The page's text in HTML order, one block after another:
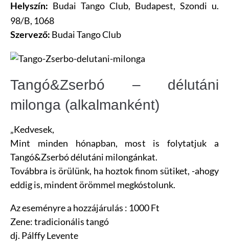
Helyszín: Budai Tango Club, Budapest, Szondi u.
98/B, 1068
Szervező: Budai Tango Club
Tangó&Zserbó – délutáni
milonga (alkalmanként)
„Kedvesek,
Mint minden hónapban, most is folytatjuk a
Tangó&Zserbó délutáni milongánkat.
Továbbra is örülünk, ha hoztok finom sütiket, -ahogy
eddig is, mindent örömmel megkóstolunk.
Az eseményre a hozzájárulás : 1000 Ft
Zene: tradicionális tangó
dj. Pálffy Levente